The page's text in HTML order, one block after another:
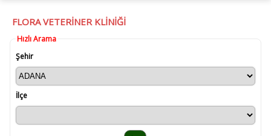
FLORA VETERİNER KLİNİĞİ
Hızlı Arama
Şehir
İlçe